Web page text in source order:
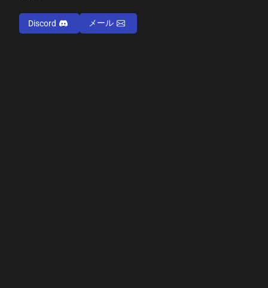
Discord メール